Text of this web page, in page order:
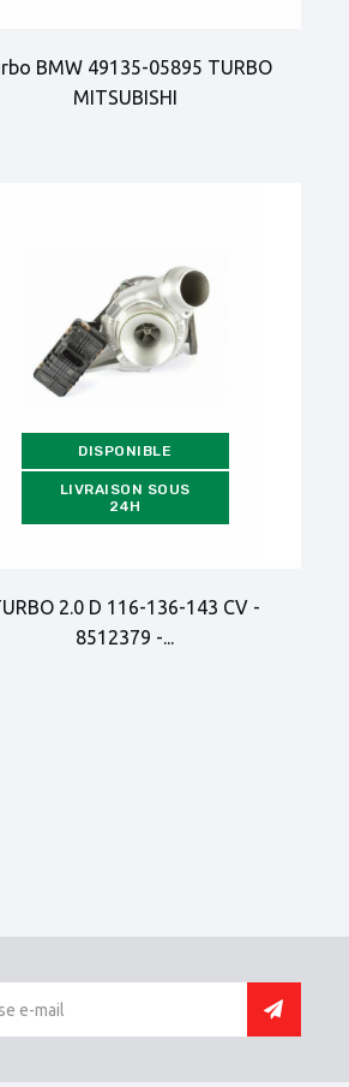
BMW 49135-05895 TURBO
MITSUBISHI
DISPONIBLE
LIVRAISON SOUS
24H
2.0 D 116-136-143 CV -
8512379 -...